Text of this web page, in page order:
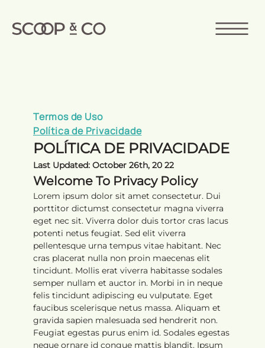
Termos de Uso
Política de Privacidade
POLÍTICA DE PRIVACIDADE
Last Updated: October 26th, 20 22
Welcome To Privacy Policy
Lorem ipsum dolor sit amet consectetur. Dui
porttitor dictumst consectetur magna viverra
eget nec sit. Viverra dolor duis tortor cras lacus
potenti netus feugiat. Sed elit viverra
pellentesque urna tempus vitae habitant. Nec
cras placerat nulla non proin maecenas elit
tincidunt. Mollis erat viverra habitasse sodales
semper nullam et auctor in. Morbi in in neque
felis tincidunt adipiscing eu vulputate. Eget
faucibus scelerisque netus massa. Aliquam et
gravida sapien malesuada sed hendrerit non.
Feugiat egestas purus enim id. Sodales egestas
neque ornare id congue mattis blandit. Ipsum